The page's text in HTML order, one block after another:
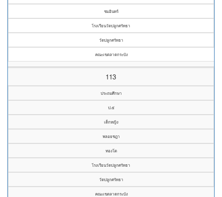
ชมอินทร์
โรงเรียนวัดปลูกศรัทธา
วัดปลูกศรัทธา
คณะเขตลาดกระบัง
113
ประถมศึกษา
ป.๕
เด็กหญิง
พลอยชฎา
ทองโต
โรงเรียนวัดปลูกศรัทธา
วัดปลูกศรัทธา
คณะเขตลาดกระบัง